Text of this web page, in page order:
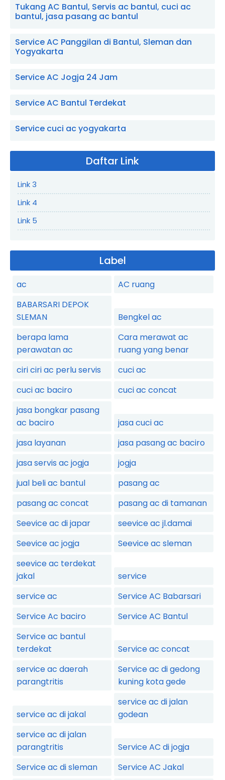
Tukang AC Bantul, Servis ac bantul, cuci ac
bantul, jasa pasang ac bantul
Service AC Panggilan di Bantul, Sleman dan
Yogyakarta
Service AC Jogja 24 Jam
Service AC Bantul Terdekat
Service cuci ac yogyakarta
Daftar Link
Link 3
Link 4
Link 5
Label
ac
AC ruang
BABARSARI DEPOK
SLEMAN
Bengkel ac
berapa lama
perawatan ac
Cara merawat ac
ruang yang benar
ciri ciri ac perlu servis
cuci ac
cuci ac baciro
cuci ac concat
jasa bongkar pasang
ac baciro
jasa cuci ac
jasa layanan
jasa pasang ac baciro
jasa servis ac jogja
jogja
jual beli ac bantul
pasang ac
pasang ac concat
pasang ac di tamanan
Seevice ac di japar
seevice ac jl.damai
Seevice ac jogja
Seevice ac sleman
seevice ac terdekat
jakal
service
service ac
Service AC Babarsari
Service Ac baciro
Service AC Bantul
Service ac bantul
terdekat
Service ac concat
service ac daerah
parangtritis
Service ac di gedong
kuning kota gede
service ac di jakal
service ac di jalan
godean
service ac di jalan
parangtritis
Service AC di jogja
Service ac di sleman
Service AC Jakal